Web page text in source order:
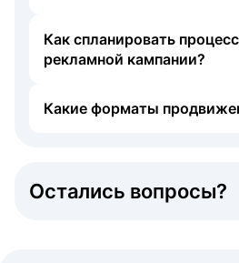
Как спланировать
рекламной кампании?
Какие форматы
Остались вопросы?